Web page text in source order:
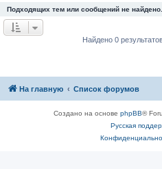
Подходящих тем или сообщений не найдено.
Найдено 0
На главную Список форумов
Создано на основе phpBB®
Русская